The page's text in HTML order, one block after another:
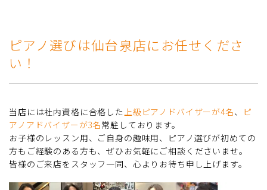
ピアノ選びは仙台泉店にお任せくださ
い！
当店には社内資格に合格した 上級ピアノドバイザーが4名、
ピ
アノアドバイザーが3名常駐しております。
お子様のレッスン用、ご自身の趣味用、ピアノ選びが初めての
方もご経験のある方も、ぜひお気軽にご相談くださいませ。
皆様のご来店をスタッフ一同、心よりお待ち申し上げます。